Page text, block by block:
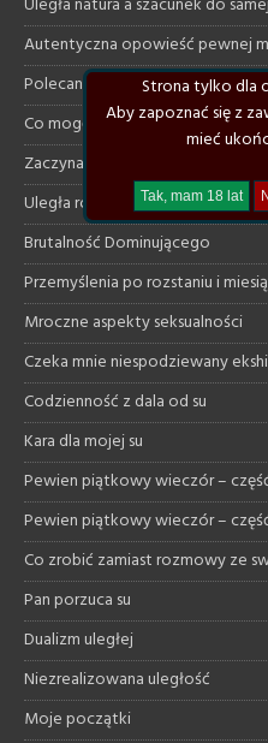
Autentyczna opowieść pewnej
Polecane klimatyczne książki
Co mogę dać uległej a czego
Zaczynam szukać od nowa
Uległa rozmawia z dominującym
Brutalność Dominującego
Przemyślenia po rozstaniu i
Mroczne aspekty seksualności
Czeka mnie niespodziewany
Codzienność z dala od su
Kara dla mojej su
Pewien piątkowy wieczór –
Pewien piątkowy wieczór –
Co zrobić zamiast rozmowy ze
Pan porzuca su
Dualizm uległej
Niezrealizowana uległość
Moje początki
Strona tylko dla
Aby zapoznać się z
mieć